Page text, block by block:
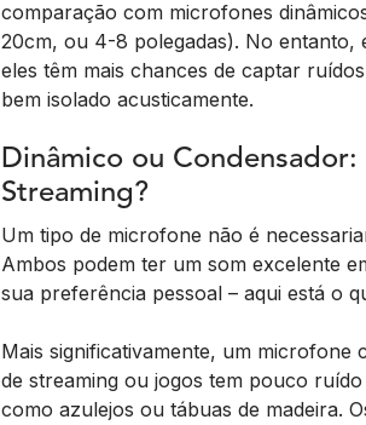
comparação com microfones
20cm, ou 4-8 polegadas). No entanto,
eles têm mais chances de captar
bem isolado acusticamente.
Dinâmico ou
Streaming?
Um tipo de microfone não é
Ambos podem ter um som excelente
sua preferência pessoal – aqui está o
Mais significativamente, um microfone
de streaming ou jogos tem pouco
como azulejos ou tábuas de madeira.